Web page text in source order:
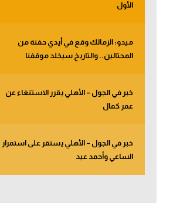
الأول
ميدو: الزمالك وقع في أيدي حفنة من
المحتالين.. والتاريخ سيخلد موقفنا
خبر في الجول – الأهلي يقرر الاستنغاء عن
عمر كمال
خبر في الجول – الأهلي يستقر على استمرار
الساعي وأحمد عيد